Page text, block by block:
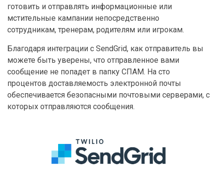
готовить и отправлять информационные или
мстительные кампании непосредственно
сотрудникам, тренерам, родителям или игрокам.
Благодаря интеграции с SendGrid, как отправитель вы
можете быть уверены, что отправленное вами
сообщение не попадет в папку СПАМ. На сто
процентов доставляемость электронной почты
обеспечивается безопасными почтовыми серверами, с
которых отправляются сообщения.